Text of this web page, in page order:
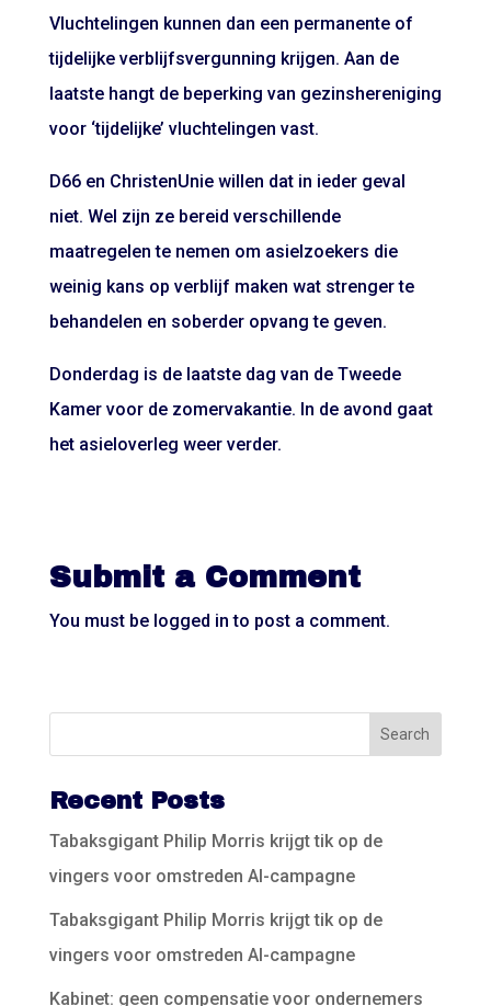
Vluchtelingen kunnen dan een permanente of
tijdelijke verblijfsvergunning krijgen. Aan de
laatste hangt de beperking van gezinshereniging
voor ‘tijdelijke’ vluchtelingen vast.
D66 en ChristenUnie willen dat in ieder geval
niet. Wel zijn ze bereid verschillende
maatregelen te nemen om asielzoekers die
weinig kans op verblijf maken wat strenger te
behandelen en soberder opvang te geven.
Donderdag is de laatste dag van de Tweede
Kamer voor de zomervakantie. In de avond gaat
het asieloverleg weer verder.
Submit a Comment
You must be logged in to post a comment.
Recent Posts
Tabaksgigant Philip Morris krijgt tik op de
vingers voor omstreden AI-campagne
Tabaksgigant Philip Morris krijgt tik op de
vingers voor omstreden AI-campagne
Kabinet: geen compensatie voor ondernemers